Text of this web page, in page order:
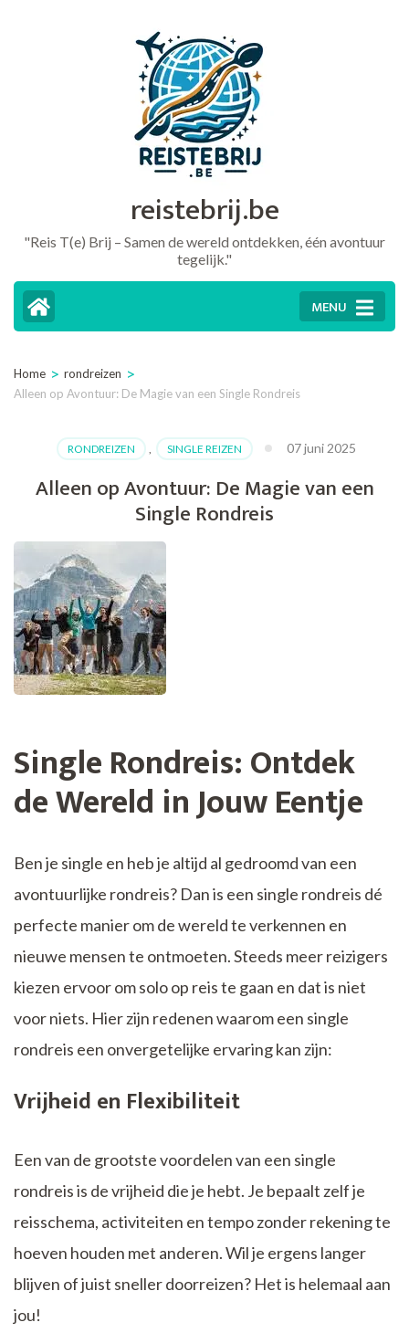
reistebrij.be
"Reis T(e) Brij – Samen de wereld ontdekken, één avontuur
tegelijk."
MENU
Home > rondreizen >
Alleen op Avontuur: De Magie van een Single Rondreis
RONDREIZEN , SINGLE REIZEN 07 juni 2025
Alleen op Avontuur: De Magie van een
Single Rondreis
Single Rondreis: Ontdek
de Wereld in Jouw Eentje
Ben je single en heb je altijd al gedroomd van een
avontuurlijke rondreis? Dan is een single rondreis dé
perfecte manier om de wereld te verkennen en
nieuwe mensen te ontmoeten. Steeds meer reizigers
kiezen ervoor om solo op reis te gaan en dat is niet
voor niets. Hier zijn redenen waarom een single
rondreis een onvergetelijke ervaring kan zijn:
Vrijheid en Flexibiliteit
Een van de grootste voordelen van een single
rondreis is de vrijheid die je hebt. Je bepaalt zelf je
reisschema, activiteiten en tempo zonder rekening te
hoeven houden met anderen. Wil je ergens langer
blijven of juist sneller doorreizen? Het is helemaal aan
jou!